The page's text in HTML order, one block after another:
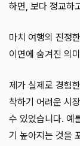
하면, 보다 정교하
마치 여행의 진정
이면에 숨겨진 의
제가 실제로 경험
착하기 어려운 시
수 있었습니다. 예
기 높아지는 것을